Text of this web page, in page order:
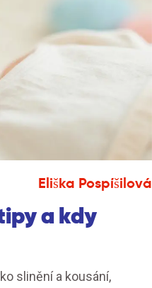
Eliška Pospíšilová
a kdy
slinění a kousání,